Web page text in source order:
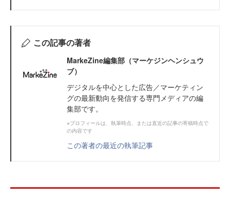
この記事の著者
MarkeZine編集部（マーケジンヘンシュウ
ブ）
デジタルを中心とした広告／マーケティン
グの最新動向を発信する専門メディアの編
集部です。
※プロフィールは、執筆時点、または直近の記事の寄稿時点で
の内容です
この著者の最近の執筆記事